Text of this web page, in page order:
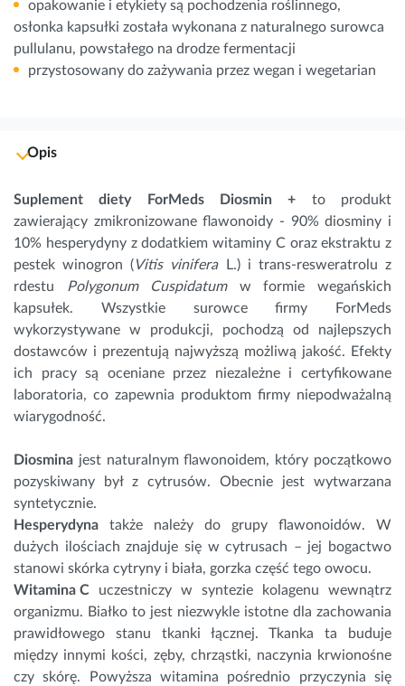
opakowanie i etykiety są pochodzenia roślinnego,
osłonka kapsułki została wykonana z naturalnego surowca
pullulanu, powstałego na drodze fermentacji
przystosowany do zażywania przez wegan i wegetarian
Opis
Suplement diety ForMeds Diosmin + to produkt
zawierający zmikronizowane flawonoidy - 90% diosminy i
10% hesperydyny z dodatkiem witaminy C oraz ekstraktu z
pestek winogron (Vitis viniferaL.) i trans-resweratrolu z
rdestu Polygonum Cuspidatumw formie wegańskich
kapsułek. Wszystkie surowce firmy ForMeds
wykorzystywane w produkcji, pochodzą od najlepszych
dostawców i prezentują najwyższą możliwą jakość. Efekty
ich pracy są oceniane przez niezależne i certyfikowane
laboratoria, co zapewnia produktom firmy niepodważalną
wiarygodność.
Diosmina jest naturalnym flawonoidem, który początkowo
pozyskiwany był z cytrusów. Obecnie jest wytwarzana
syntetycznie.
Hesperydyna także należy do grupy flawonoidów. W
dużych ilościach znajduje się w cytrusach – jej bogactwo
stanowi skórka cytryny i biała, gorzka część tego owocu.
Witamina C uczestniczy w syntezie kolagenu wewnątrz
organizmu. Białko to jest niezwykle istotne dla zachowania
prawidłowego stanu tkanki łącznej. Tkanka ta buduje
między innymi kości, zęby, chrząstki, naczynia krwionośne
czy skórę. Powyższa witamina pośrednio przyczynia się